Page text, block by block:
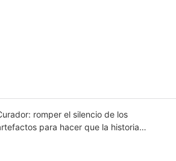
romper el silencio de los
para hacer que la historia